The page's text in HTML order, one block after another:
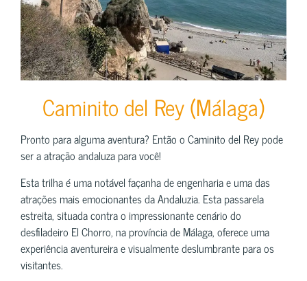
Caminito del Rey (Málaga)
Pronto para alguma aventura? Então o Caminito del Rey pode
ser a atração andaluza para você!
Esta trilha é uma notável façanha de engenharia e uma das
atrações mais emocionantes da Andaluzia. Esta passarela
estreita, situada contra o impressionante cenário do
desfiladeiro El Chorro, na província de Málaga, oferece uma
experiência aventureira e visualmente deslumbrante para os
visitantes.